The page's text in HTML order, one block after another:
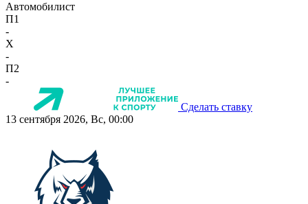
Автомобилист
П1
-
X
-
П2
-
Сделать ставку
13 сентября 2026, Вс, 00:00